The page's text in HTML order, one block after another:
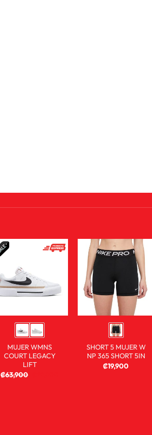
MUJER WMNS
COURT LEGACY
LIFT
₡63,900
SHORT 5 MUJER W
NP 365 SHORT 5IN
₡19,900